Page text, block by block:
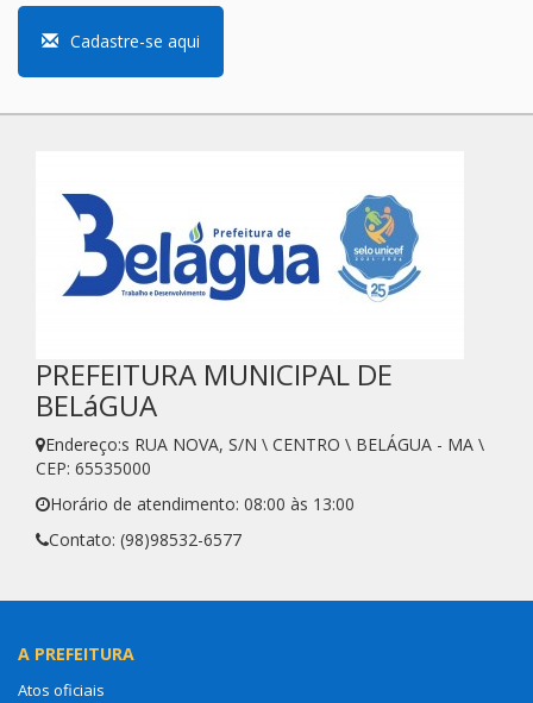
Cadastre-se aqui
PREFEITURA MUNICIPAL DE
BELáGUA
Endereço:s RUA NOVA, S/N \ CENTRO \ BELÁGUA - MA \
CEP: 65535000
Horário de atendimento: 08:00 às 13:00
Contato: (98)98532-6577
A PREFEITURA
Atos oficiais